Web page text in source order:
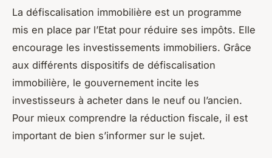
La défiscalisation immobilière est un programme
mis en place par l’Etat pour réduire ses impôts. Elle
encourage les investissements immobiliers. Grâce
aux différents dispositifs de défiscalisation
immobilière, le gouvernement incite les
investisseurs à acheter dans le neuf ou l’ancien.
Pour mieux comprendre la réduction fiscale, il est
important de bien s’informer sur le sujet.